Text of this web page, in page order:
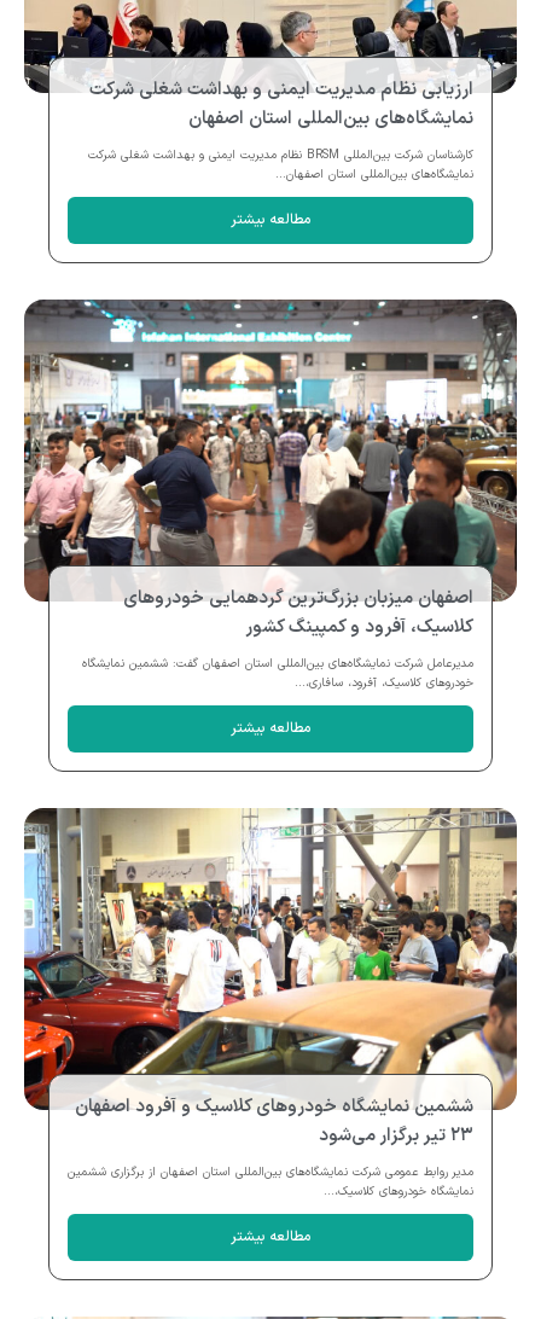
ارزیابی نظام مدیریت ایمنی و بهداشت شغلی شرکت
نمایشگاه‌های بین‌المللی استان اصفهان
کارشناسان شرکت بین‌المللی BRSM نظام مدیریت ایمنی و بهداشت شغلی شرکت
نمایشگاه‌های بین‌المللی استان اصفهان...
مطالعه بیشتر
اصفهان میزبان بزرگ‌ترین گردهمایی خودروهای
کلاسیک، آفرود و کمپینگ کشور
مدیرعامل شرکت نمایشگاه‌های بین‌المللی استان اصفهان گفت: ششمین نمایشگاه
خودروهای کلاسیک، آفرود، سافاری،...
مطالعه بیشتر
ششمین نمایشگاه خودروهای کلاسیک و آفرود اصفهان
۲۳ تیر برگزار می‌شود
مدیر روابط عمومی شرکت نمایشگاه‌های بین‌المللی استان اصفهان از برگزاری ششمین
نمایشگاه خودروهای کلاسیک،...
مطالعه بیشتر